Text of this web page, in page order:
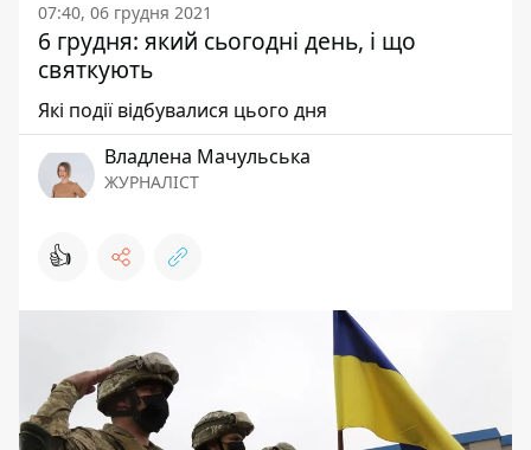
07:40, 06 грудня 2021
6 грудня: який сьогодні день, і що
святкують
Які події відбувалися цього дня
Владлена Мачульська
ЖУРНАЛІСТ
👍